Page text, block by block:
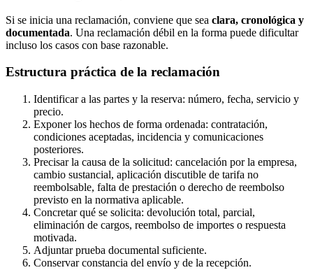
Si se inicia una reclamación, conviene que sea clara, cronológica y
documentada. Una reclamación débil en la forma puede dificultar
incluso los casos con base razonable.
Estructura práctica de la reclamación
Identificar a las partes y la reserva: número, fecha, servicio y
precio.
Exponer los hechos de forma ordenada: contratación,
condiciones aceptadas, incidencia y comunicaciones
posteriores.
Precisar la causa de la solicitud: cancelación por la empresa,
cambio sustancial, aplicación discutible de tarifa no
reembolsable, falta de prestación o derecho de reembolso
previsto en la normativa aplicable.
Concretar qué se solicita: devolución total, parcial,
eliminación de cargos, reembolso de importes o respuesta
motivada.
Adjuntar prueba documental suficiente.
Conservar constancia del envío y de la recepción.